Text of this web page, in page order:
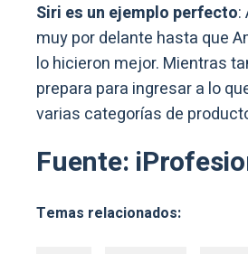
Siri es un ejemplo perfecto:
muy por delante hasta que
lo hicieron mejor. Mientras
prepara para ingresar a lo
varias categorías de
Fuente:
Temas relacionados: